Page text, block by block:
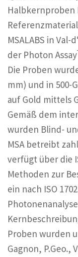
MSALABS in
der Photon Assay
Die Proben
mm) und in 500-
auf Gold mittels
Gemäß dem
wurden Blind-
MSA betreibt
verfügt über die
Methoden zur
ein nach ISO
Proben wurden
Gagnon, P.Geo.,